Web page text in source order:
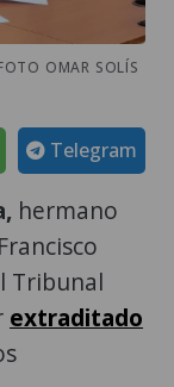
OMAR SOLÍS
Telegram
hermano
Tribunal
extraditado